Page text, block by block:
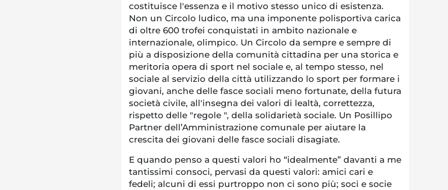
costituisce l'essenza e il motivo stesso unico di esistenza.
Non un Circolo ludico, ma una imponente polisportiva carica
di oltre 600 trofei conquistati in ambito nazionale e
internazionale, olimpico. Un Circolo da sempre e sempre di
più a disposizione della comunità cittadina per una storica e
meritoria opera di sport nel sociale e, al tempo stesso, nel
sociale al servizio della città utilizzando lo sport per formare i
giovani, anche delle fasce sociali meno fortunate, della futura
società civile, all'insegna dei valori di lealtà, correttezza,
rispetto delle "regole ", della solidarietà sociale. Un Posillipo
Partner dell’Amministrazione comunale per aiutare la
crescita dei giovani delle fasce sociali disagiate.
E quando penso a questi valori ho “idealmente” davanti a me
tantissimi consoci, pervasi da questi valori: amici cari e
fedeli; alcuni di essi purtroppo non ci sono più; soci e socie